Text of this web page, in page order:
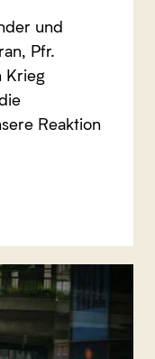
und
Pfr.
Krieg
Reaktion